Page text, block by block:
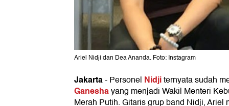
Ariel Nidji dan Dea Ananda. Foto: Instagram
Jakarta-Personel Nidjiternyata sudah
Ganeshayang menjadi Wakil Menteri
Merah Putih. Gitaris grup band Nidji, Ariel